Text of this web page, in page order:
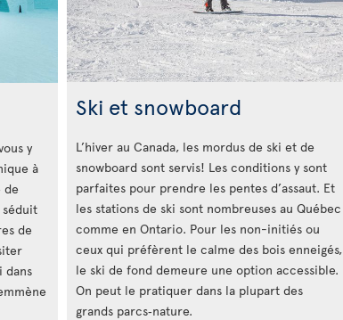
y
à
de
de
dans
Ski et snowboard
L’hiver au Canada, les mordus de ski et de
snowboard sont servis! Les conditions y sont
parfaites pour prendre les pentes d’assaut. Et
les stations de ski sont nombreuses au Québec
comme en Ontario. Pour les non-initiés ou
ceux qui préfèrent le calme des bois enneigés,
le ski de fond demeure une option accessible.
On peut le pratiquer dans la plupart des
grands parcs‑nature.